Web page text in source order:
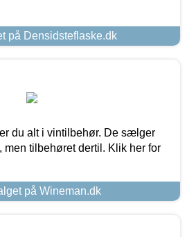
på Densidsteflaske.dk
du alt i vintilbehør. De sælger
men tilbehøret dertil. Klik her for
på Wineman.dk